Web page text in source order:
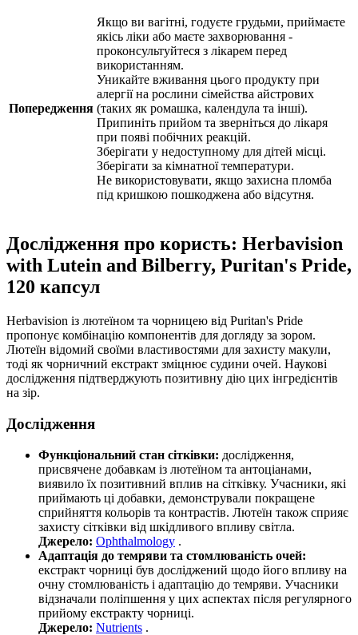
Попередження
Якщо ви вагітні, годуєте грудьми, приймаєте
якісь ліки або маєте захворювання -
проконсультуйтеся з лікарем перед
використанням.
Уникайте вживання цього продукту при
алергії на рослини сімейства айстрових
(таких як ромашка, календула та інші).
Припиніть прийом та зверніться до лікаря
при появі побічних реакцій.
Зберігати у недоступному для дітей місці.
Зберігати за кімнатної температури.
Не використовувати, якщо захисна пломба
під кришкою пошкоджена або відсутня.
Дослідження про користь: Herbavision
with Lutein and Bilberry, Puritan's Pride,
120 капсул
Herbavision із лютеїном та чорницею від Puritan's Pride
пропонує комбінацію компонентів для догляду за зором.
Лютеїн відомий своїми властивостями для захисту макули,
тоді як чорничний екстракт зміцнює судини очей. Наукові
дослідження підтверджують позитивну дію цих інгредієнтів
на зір.
Дослідження
Функціональний стан сітківки: дослідження,
присвячене добавкам із лютеїном та антоціанами,
виявило їх позитивний вплив на сітківку. Учасники, які
приймають ці добавки, демонстрували покращене
сприйняття кольорів та контрастів. Лютеїн також сприяє
захисту сітківки від шкідливого впливу світла.
Джерело: Ophthalmology .
Адаптація до темряви та стомлюваність очей:
екстракт чорниці був досліджений щодо його впливу на
очну стомлюваність і адаптацію до темряви. Учасники
відзначали поліпшення у цих аспектах після регулярного
прийому екстракту чорниці.
Джерело: Nutrients .